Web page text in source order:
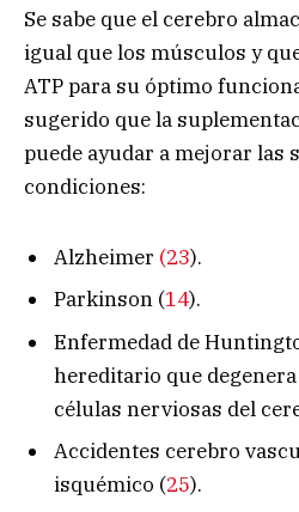
Se sabe que el cerebro
igual que los músculos y
ATP para su óptimo
sugerido que la
puede ayudar a mejorar las
condiciones:
Alzheimer (23).
Parkinson (14).
Enfermedad de
hereditario que
células nerviosas del
Accidentes cerebro
isquémico (25).